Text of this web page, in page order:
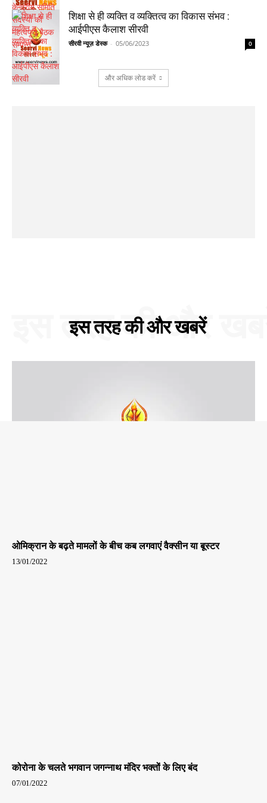
शिक्षा से ही व्यक्ति व व्यक्तित्व का विकास संभव :
आईपीएस कैलाश सीरवी
सीरवी न्यूज़ डेस्क - 05/06/2023 0
और अधिक लोड करें
इस तरह की और खबरें
इस तरह की और
ओमिक्रान के बढ़ते मामलों के बीच कब लगवाएं वैक्सीन या बूस्टर
13/01/2022
कोरोना के चलते भगवान जगन्नाथ मंदिर भक्तों के लिए बंद
07/01/2022